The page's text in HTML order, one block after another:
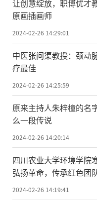
让创意绽放，职博优才
原画插画师
2024-02-26 14:29:01
中医张问渠教授：颈动
疗最佳
2024-02-26 14:25:59
原来主持人朱梓橦的名
么一段传说
2024-02-26 14:20:14
四川农业大学环境学院
弘扬革命，传承红色团
烈士纪念馆
2024-02-26 14:19:41